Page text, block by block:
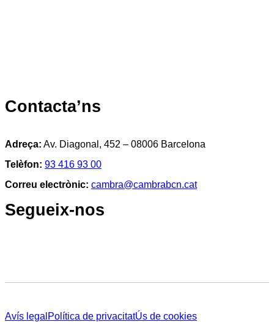
Contacta’ns
Adreça: Av. Diagonal, 452 – 08006 Barcelona
Telèfon: 93 416 93 00
Correu electrònic: cambra@cambrabcn.cat
Segueix-nos
Avís legal Política de privacitatÚs de cookies